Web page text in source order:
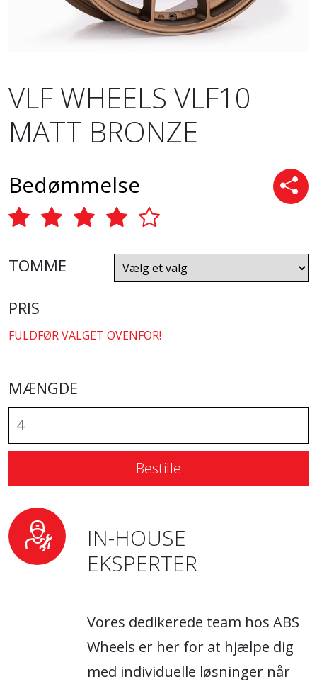
VLF WHEELS VLF10
MATT BRONZE
Bedømmelse
TOMME
PRIS
FULDFØR VALGET OVENFOR!
MÆNGDE
Bestille
IN-HOUSE
EKSPERTER
Vores dedikerede team hos ABS
Wheels er her for at hjælpe dig
med individuelle løsninger når